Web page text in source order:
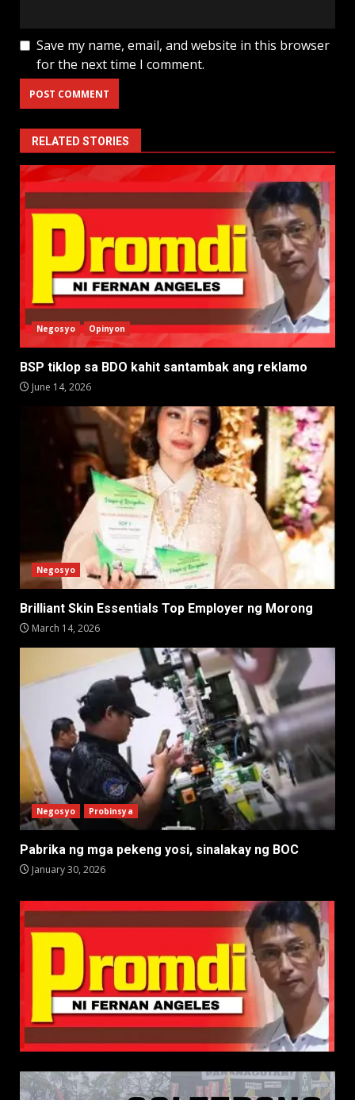
Save my name, email, and website in this browser
for the next time I comment.
RELATED STORIES
Negosyo Opinyon
BSP tiklop sa BDO kahit santambak ang reklamo
June 14, 2026
Negosyo
Brilliant Skin Essentials Top Employer ng Morong
March 14, 2026
Negosyo Probinsya
Pabrika ng mga pekeng yosi, sinalakay ng BOC
January 30, 2026